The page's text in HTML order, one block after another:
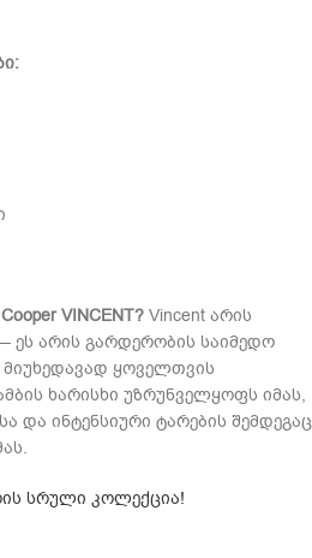
VINCENT? Vincent არის
ეს არის გარდერობის საიმედო
ყოველთვის
ხარისხი უზრუნველყოფს იმას,
და ინტენსიური ტარების შემდეგაც
სრული კოლექცია!